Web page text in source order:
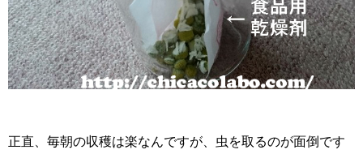
正直、毎朝の収穫は楽なんですが、虫を取るのが面倒です